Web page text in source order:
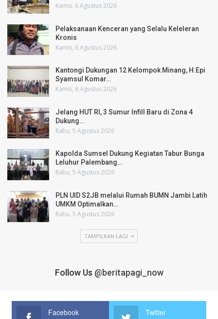
Kamis, 6 Agustus 2026
Pelaksanaan Kenceran yang Selalu Keleleran
Kronis
Kamis, 6 Agustus 2026
Kantongi Dukungan 12 Kelompok Minang, H.Epi
Syamsul Komar…
Kamis, 6 Agustus 2026
Jelang HUT RI, 3 Sumur Infill Baru di Zona 4
Dukung…
Rabu, 5 Agustus 2026
Kapolda Sumsel Dukung Kegiatan Tabur Bunga
Leluhur Palembang…
Rabu, 5 Agustus 2026
PLN UID S2JB melalui Rumah BUMN Jambi Latih
UMKM Optimalkan…
Rabu, 5 Agustus 2026
TAMPILKAN LAGI
Follow Us @beritapagi_now
Facebook Twitter